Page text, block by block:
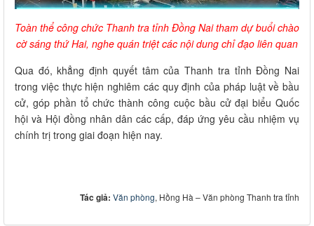
Toàn thể công chức Thanh tra tỉnh Đồng Nai tham dự buổi chào
cờ sáng thứ Hai, nghe quán triệt các nội dung chỉ đạo liên quan
Qua đó, khẳng định quyết tâm của Thanh tra tỉnh Đồng Nai
trong việc thực hiện nghiêm các quy định của pháp luật về bầu
cử, góp phần tổ chức thành công cuộc bầu cử đại biểu Quốc
hội và Hội đồng nhân dân các cấp, đáp ứng yêu cầu nhiệm vụ
chính trị trong giai đoạn hiện nay.
Tác giả: Văn phòng, Hồng Hà – Văn phòng Thanh tra tỉnh